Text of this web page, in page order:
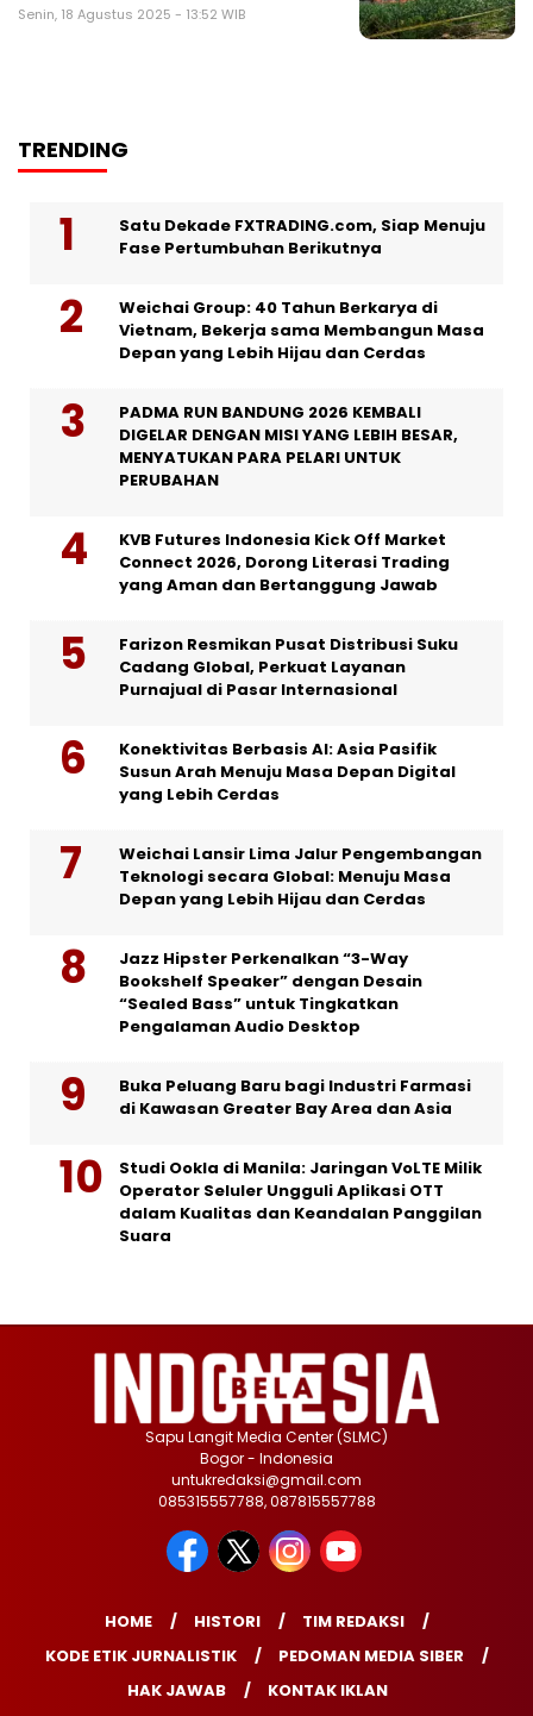
Senin, 18 Agustus 2025 - 13:52 WIB
TRENDING
Satu Dekade FXTRADING.com, Siap Menuju
Fase Pertumbuhan Berikutnya
Weichai Group: 40 Tahun Berkarya di
Vietnam, Bekerja sama Membangun Masa
Depan yang Lebih Hijau dan Cerdas
PADMA RUN BANDUNG 2026 KEMBALI
DIGELAR DENGAN MISI YANG LEBIH BESAR,
MENYATUKAN PARA PELARI UNTUK
PERUBAHAN
KVB Futures Indonesia Kick Off Market
Connect 2026, Dorong Literasi Trading
yang Aman dan Bertanggung Jawab
Farizon Resmikan Pusat Distribusi Suku
Cadang Global, Perkuat Layanan
Purnajual di Pasar Internasional
Konektivitas Berbasis AI: Asia Pasifik
Susun Arah Menuju Masa Depan Digital
yang Lebih Cerdas
Weichai Lansir Lima Jalur Pengembangan
Teknologi secara Global: Menuju Masa
Depan yang Lebih Hijau dan Cerdas
Jazz Hipster Perkenalkan “3-Way
Bookshelf Speaker” dengan Desain
“Sealed Bass” untuk Tingkatkan
Pengalaman Audio Desktop
Buka Peluang Baru bagi Industri Farmasi
di Kawasan Greater Bay Area dan Asia
Studi Ookla di Manila: Jaringan VoLTE Milik
Operator Seluler Ungguli Aplikasi OTT
dalam Kualitas dan Keandalan Panggilan
Suara
Sapu Langit Media Center (SLMC)
Bogor - Indonesia
untukredaksi@gmail.com
085315557788, 087815557788
HOME HISTORI
TIM REDAKSI
KODE ETIK JURNALISTIK
PEDOMAN MEDIA SIBER
HAK JAWAB
KONTAK IKLAN